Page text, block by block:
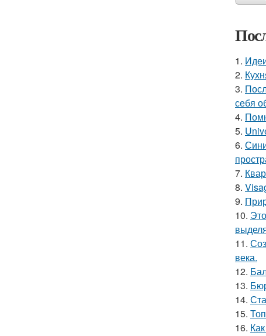
1.
2.
3.
себя
4.
5.
6.
7.
8.
9.
10.
11.
века.
12.
13.
14.
15.
16.